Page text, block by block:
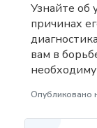
Узнайте об
причинах
вам в
Опубликовано